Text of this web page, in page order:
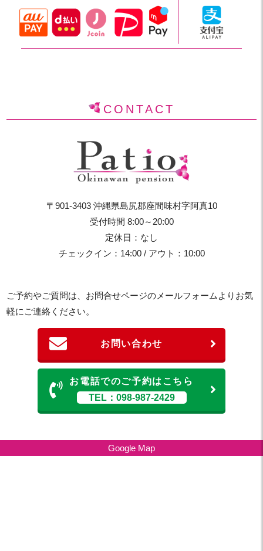
CONTACT
〒901-3403 沖縄県島尻郡座間味村字阿真10
受付時間 8:00～20:00
定休日：なし
チェックイン：14:00 / アウト：10:00
ご予約やご質問は、お問合せページのメールフォームよりお気
軽にご連絡ください。
お問い合わせ
お電話でのご予約はこちら
TEL：098-987-2429
Google Map